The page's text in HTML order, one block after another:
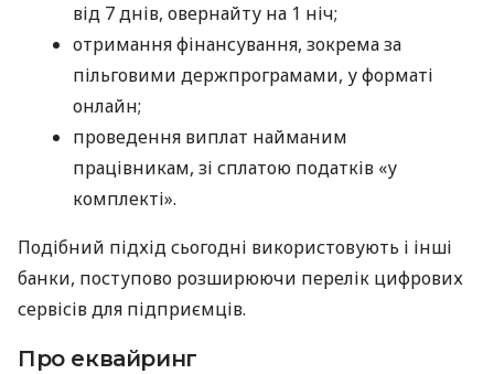
від 7 днів, овернайту на 1 ніч;
отримання фінансування, зокрема за
пільговими держпрограмами, у форматі
онлайн;
проведення виплат найманим
працівникам, зі сплатою податків «у
комплекті».
Подібний підхід сьогодні використовують і інші
банки, поступово розширюючи перелік цифрових
сервісів для підприємців.
Про еквайринг